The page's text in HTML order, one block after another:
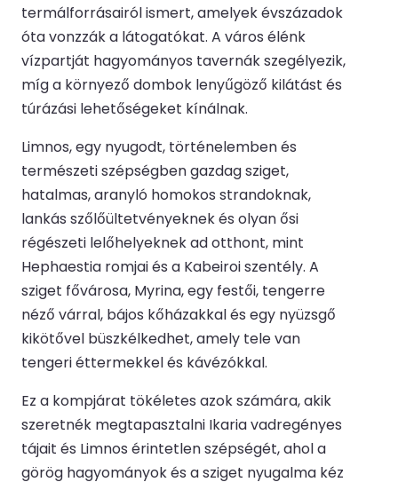
termálforrásairól ismert, amelyek évszázadok
óta vonzzák a látogatókat. A város élénk
vízpartját hagyományos tavernák szegélyezik,
míg a környező dombok lenyűgöző kilátást és
túrázási lehetőségeket kínálnak.
Limnos, egy nyugodt, történelemben és
természeti szépségben gazdag sziget,
hatalmas, aranyló homokos strandoknak,
lankás szőlőültetvényeknek és olyan ősi
régészeti lelőhelyeknek ad otthont, mint
Hephaestia romjai és a Kabeiroi szentély. A
sziget fővárosa, Myrina, egy festői, tengerre
néző várral, bájos kőházakkal és egy nyüzsgő
kikötővel büszkélkedhet, amely tele van
tengeri éttermekkel és kávézókkal.
Ez a kompjárat tökéletes azok számára, akik
szeretnék megtapasztalni Ikaria vadregényes
tájait és Limnos érintetlen szépségét, ahol a
görög hagyományok és a sziget nyugalma kéz